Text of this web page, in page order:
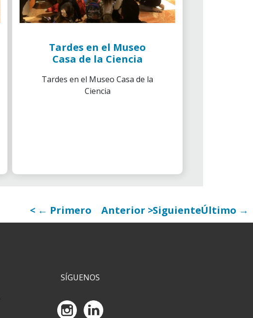
Tardes en el Museo
Casa de la Ciencia
Tardes en el Museo Casa de la
Ciencia
← Primero Anterior SiguienteÚltimo →
SÍGUENOS